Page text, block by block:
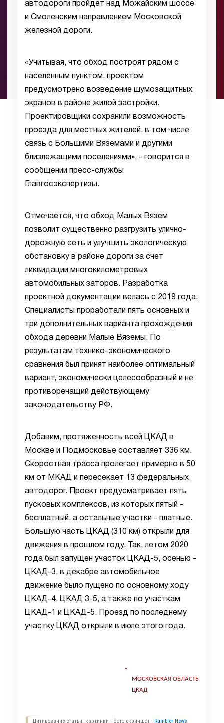
автодороги пройдет над Можайским шоссе
и Смоленским направлением Московской
железной дороги.
«Учитывая, что обход построят рядом с
населенным пунктом, проектом
предусмотрено возведение шумозащитных
экранов в районе жилой застройки.
Проектировщики сохранили возможность
проезда для местных жителей, в том числе
связь с Большими Вяземами и другими
близлежащими поселениями», - говорится в
сообщении пресс-службы
Главгосэкспертизы.
Отмечается, что обход Малых Вязем
позволит существенно разгрузить улично-
дорожную сеть и улучшить экологическую
обстановку в районе дороги за счет
ликвидации многокилометровых
автомобильных заторов. Разработка
проектной документации велась с 2019 года.
Специалисты проработали пять основных и
три дополнительных варианта прохождения
обхода деревни Малые Вяземы. По
результатам технико-экономического
сравнения был принят наиболее оптимальный
вариант, экономически целесообразный и не
противоречащий действующему
законодательству РФ.
Добавим, протяженность всей ЦКАД в
Москве и Подмосковье составляет 336 км.
Скоростная трасса пролегает примерно в 50
км от МКАД и пересекает 13 федеральных
автодорог. Проект предусматривает пять
пусковых комплексов, из которых пятый -
бесплатный, а остальные участки - платные.
Большую часть ЦКАД (310 км) открыли для
движения в прошлом году. Так, летом 2020
года был запущен участок ЦКАД-5, осенью -
ЦКАД-3, в декабре автомобильное
движение было пущено по основному ходу
ЦКАД-4, ЦКАД 3-5, а также по участкам
ЦКАД-1 и ЦКАД-5. Проезд по последнему
участку ЦКАД открыли в июле этого года.
МОСКОВСКАЯ ОБЛАСТЬ
ЦКАД
Цитирование статьи, картинки - фото скриншот - Rambler News